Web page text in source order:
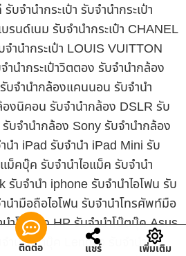
บจำนำกระเป๋า รับจำนำกระเป๋า
รนด์เนม รับจำนำกระเป๋า CHANEL
จำนำกระเป๋า LOUIS VUITTON
ำนำกระเป๋าวิตตอง รับจำนำกล้อง
บจำนำกล้องแคนนอน รับจำนำ
งนิคอน รับจำนำกล้อง DSLR รับ
บจำนำกล้อง Sony รับจำนำกล้อง
นำ iPad รับจำนำ iPad Mini รับ
ม็คบุ๊ค รับจำนำไอแม็ค รับจำนำ
รับจำนำ iphone รับจำนำไอโฟน รับ
ำมือถือไอโฟน รับจำนำโทรศัพท์มือ
ำโน๊ตบุ๊ค HP รับจำนำโน๊ตบุ๊ค Asus
ำนำโน๊ตบุ๊ค Lenovo รับจำนำ
ติดต่อ แชร์ เพิ่มเติม